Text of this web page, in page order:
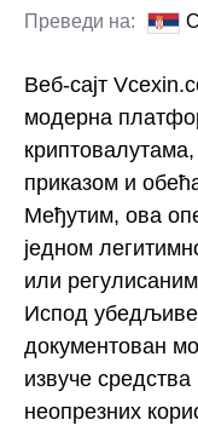
Преведи на:
Веб-сајт
модерна
приказом и
Међутим, ова
једном
или
Испод
документован
извуче
неопрезних